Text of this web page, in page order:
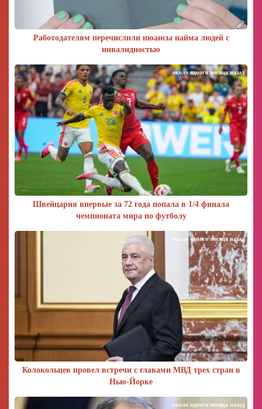
Работодателям перечислили нюансы найма людей с
инвалидностью
Швейцария впервые за 72 года попала в 1/4 финала
чемпионата мира по футболу
около одного месяца назад
Колокольцев провел встречи с главами МВД трех стран в
Нью-Йорке
около одного месяца назад
около одного месяца назад